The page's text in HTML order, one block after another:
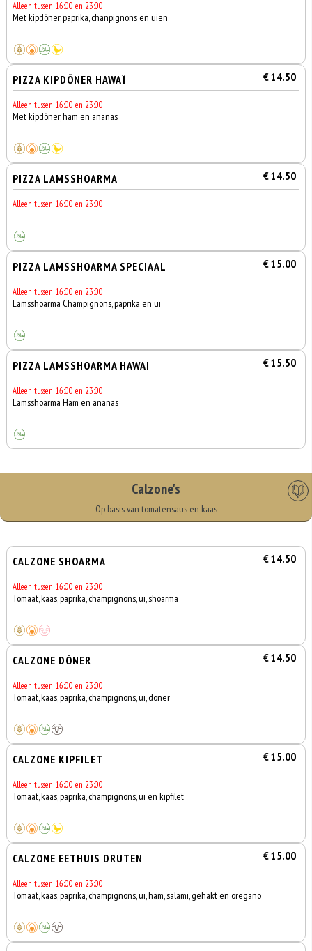
Alleen tussen 16:00 en 23:00
Met kipdöner, paprika, chanpignons en uien
PIZZA KIPDÖNER HAWAÏ € 14.50
Alleen tussen 16:00 en 23:00
Met kipdöner, ham en ananas
PIZZA LAMSSHOARMA € 14.50
Alleen tussen 16:00 en 23:00
PIZZA LAMSSHOARMA SPECIAAL € 15.00
Alleen tussen 16:00 en 23:00
Lamsshoarma Champignons, paprika en ui
PIZZA LAMSSHOARMA HAWAI € 15.50
Alleen tussen 16:00 en 23:00
Lamsshoarma Ham en ananas
Calzone's
Op basis van tomatensaus en kaas
CALZONE SHOARMA € 14.50
Alleen tussen 16:00 en 23:00
Tomaat, kaas, paprika, champignons, ui, shoarma
CALZONE DÖNER € 14.50
Alleen tussen 16:00 en 23:00
Tomaat, kaas, paprika, champignons, ui, döner
CALZONE KIPFILET € 15.00
Alleen tussen 16:00 en 23:00
Tomaat, kaas, paprika, champignons, ui en kipfilet
CALZONE EETHUIS DRUTEN € 15.00
Alleen tussen 16:00 en 23:00
Tomaat, kaas, paprika, champignons, ui, ham, salami, gehakt en oregano